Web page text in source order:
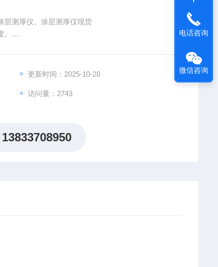
层测厚仪、涂层测厚仪现货
更新时间：2025-10-28
访问量：2743
13833708950
电话咨询
微信咨询